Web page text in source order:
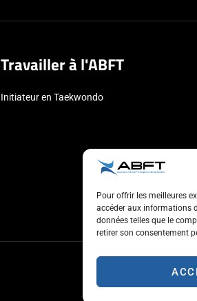
Pour offrir les meilleures
accéder aux informations
données telles que le
retirer son consentement
Travailler à l'ABFT
Initiateur en Taekwondo